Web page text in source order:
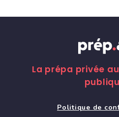
La prépa privée
Politique de